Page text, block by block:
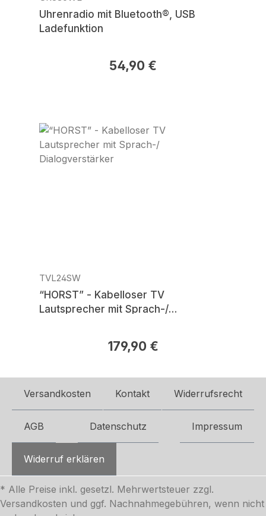
Uhrenradio mit Bluetooth®, USB
Ladefunktion
Regulärer Preis:54,90 €
TVL24SW
“HORST” - Kabelloser TV
Lautsprecher mit Sprach-/
Regulärer Preis:179,90 €
Versandkosten Kontakt Widerrufsrecht
AGB Datenschutz Impressum
Widerruf erklären
* Alle Preise inkl. gesetzl. Mehrwertsteuer zzgl.
Versandkosten und ggf. Nachnahmegebühren, wenn nicht